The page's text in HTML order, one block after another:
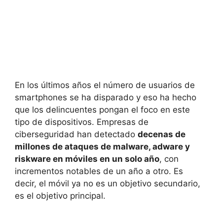
En los últimos años el número de usuarios de
smartphones se ha disparado y eso ha hecho
que los delincuentes pongan el foco en este
tipo de dispositivos. Empresas de
ciberseguridad han detectado decenas de
millones de ataques de malware, adware y
riskware en móviles en un solo año, con
incrementos notables de un año a otro. Es
decir, el móvil ya no es un objetivo secundario,
es el objetivo principal.